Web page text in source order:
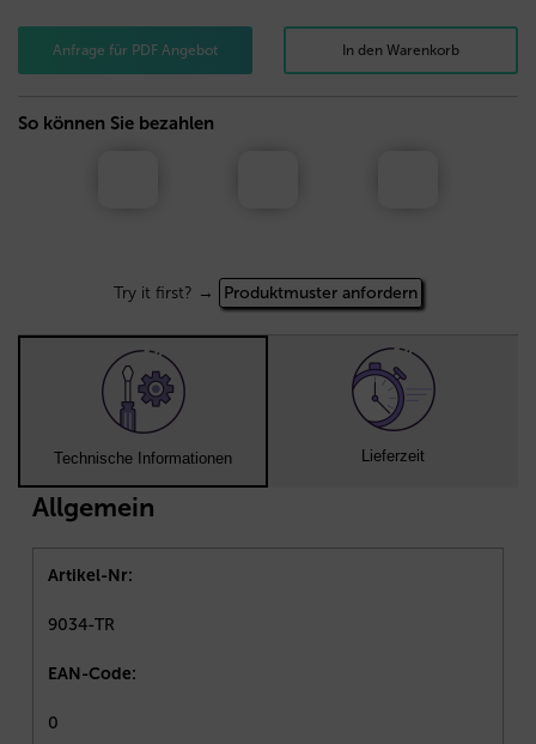
Anfrage für PDF Angebot In den Warenkorb
So können Sie bezahlen
Try it first? → Produktmuster anfordern
Technische Informationen Lieferzeit
Allgemein
Artikel-Nr:
9034-TR
EAN-Code:
0